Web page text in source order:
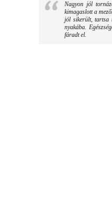
Nagyon jól
kimagaslott a
jól sikerült, tartsa
nyakába.
fáradt el.